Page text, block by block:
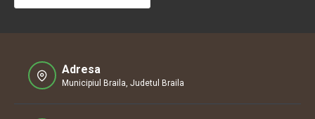
Adresa
Municipiul Braila, Judetul Braila